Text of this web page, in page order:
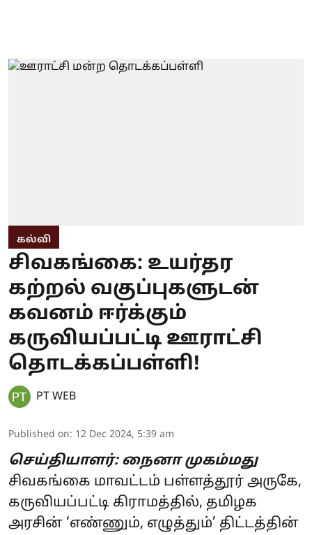
கல்வி
சிவகங்கை: உயர்தர
கற்றல் வகுப்புகளுடன்
கவனம் ஈர்க்கும்
கருவியப்பட்டி ஊராட்சி
தொடக்கப்பள்ளி!
PT WEB
Published on: 12 Dec 2024, 5:39 am
செய்தியாளர்: நைனா முகம்மது
சிவகங்கை மாவட்டம் பள்ளத்தூர் அருகே,
கருவியப்பட்டி கிராமத்தில், தமிழக
அரசின் ‘எண்ணும், எழுத்தும்’ திட்டத்தின்